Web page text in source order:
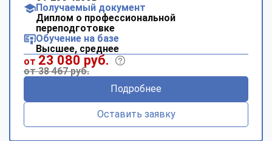
Получаемый документ
Диплом о профессиональной
переподготовке
Обучение на базе
Высшее, среднее
от 23 080 руб.
от 38 467 руб.
Подробнее
Оставить заявку